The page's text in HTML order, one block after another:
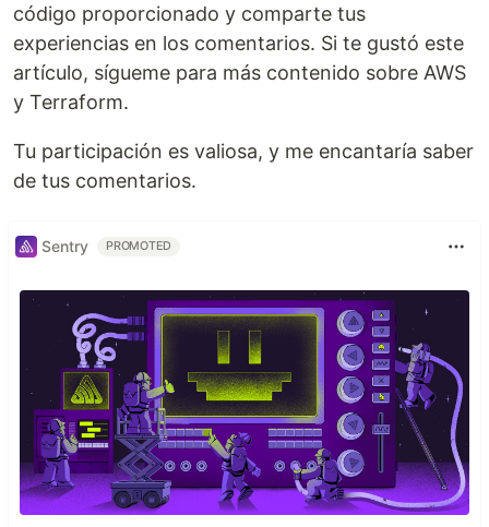
código proporcionado y comparte tus
experiencias en los comentarios. Si te gustó este
artículo, sígueme para más contenido sobre AWS
y Terraform.
Tu participación es valiosa, y me encantaría saber
de tus comentarios.
Sentry PROMOTED